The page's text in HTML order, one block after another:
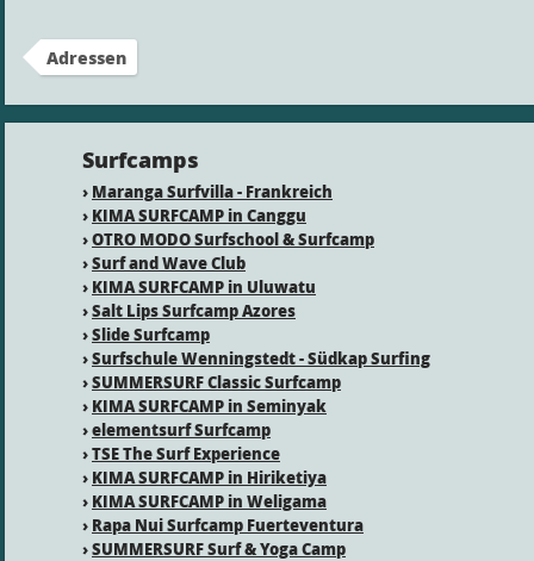
Adressen
Surfcamps
› Maranga Surfvilla - Frankreich
› KIMA SURFCAMP in Canggu
›OTRO MODO Surfschool & Surfcamp
›Surf and Wave Club
› KIMA SURFCAMP in Uluwatu
›Salt Lips Surfcamp Azores
›Slide Surfcamp
›Surfschule Wenningstedt - Südkap Surfing
›SUMMERSURF Classic Surfcamp
› KIMA SURFCAMP in Seminyak
›elementsurf Surfcamp
›TSE The Surf Experience
› KIMA SURFCAMP in Hiriketiya
› KIMA SURFCAMP in Weligama
› Rapa Nui Surfcamp Fuerteventura
›SUMMERSURF Surf & Yoga Camp